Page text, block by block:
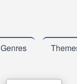
Genres